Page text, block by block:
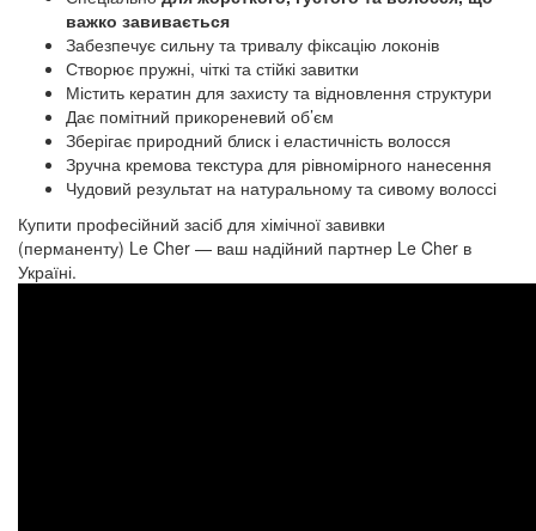
важко завивається
Забезпечує сильну та тривалу фіксацію локонів
Створює пружні, чіткі та стійкі завитки
Містить кератин для захисту та відновлення структури
Дає помітний прикореневий об’єм
Зберігає природний блиск і еластичність волосся
Зручна кремова текстура для рівномірного нанесення
Чудовий результат на натуральному та сивому волоссі
Купити професійний засіб для хімічної завивки
(перманенту) Le Cher — ваш надійний партнер Le Cher в
Україні.